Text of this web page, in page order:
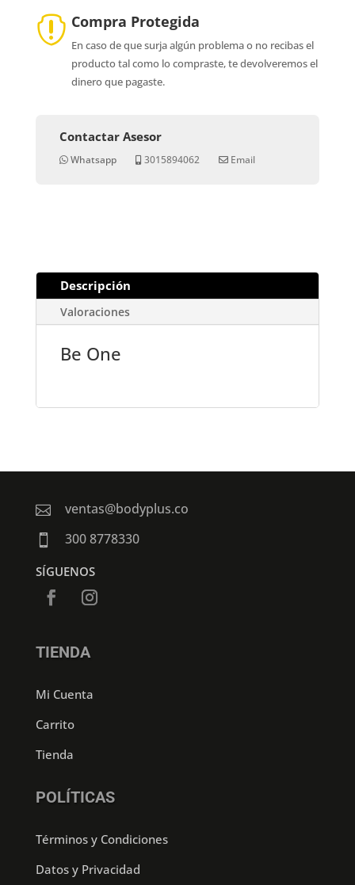
 Compra Protegida
En caso de que surja algún problema o no recibas el
producto tal como lo compraste, te devolveremos el
dinero que pagaste.
Contactar Asesor
Whatsapp 3015894062 Email
Descripción
Valoraciones
Be One
 ventas@bodyplus.co
 300 8778330
SÍGUENOS
TIENDA
Mi Cuenta
Carrito
Tienda
POLÍTICAS
Términos y Condiciones
Datos y Privacidad